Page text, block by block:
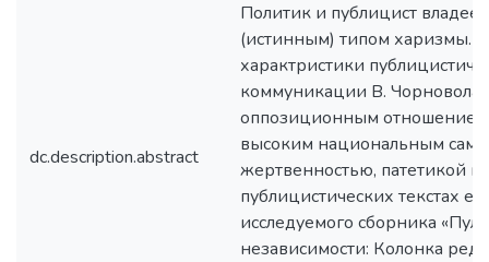
dc.description.abstract
Политик и публицист
(истинным) типом харизмы.
характристики
коммуникации В. Чорновола
оппозиционным отношением
высоким национальным
жертвенностью, патетикой
публицистических текстах
исследуемого сборника
независимости: Колонка